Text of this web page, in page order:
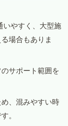
いやすく、大型施
場合もありま
サポート範囲を
、混みやすい時
。